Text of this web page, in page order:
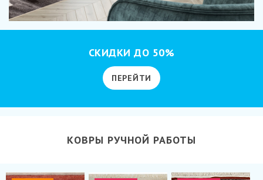
СКИДКИ ДО 50%
ПЕРЕЙТИ
КОВРЫ РУЧНОЙ РАБОТЫ